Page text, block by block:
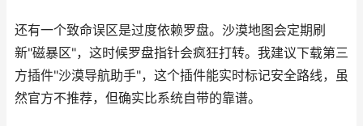
还有一个致命误区是过度依赖罗盘。沙漠地图会定期刷
新"磁暴区"，这时候罗盘指针会疯狂打转。我建议下载第三
方插件"沙漠导航助手"，这个插件能实时标记安全路线，虽
然官方不推荐，但确实比系统自带的靠谱。